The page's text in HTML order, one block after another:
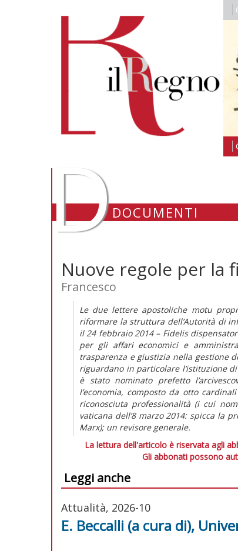
DDOCUMENTI
Nuove regole per la
Francesco
Le due lettere apostoliche motu
riformare la struttura dell’Autorità di
il 24 febbraio 2014 – Fidelis
per gli affari economici e
trasparenza e giustizia nella gestione
riguardano in particolare l’istituzione
è stato nominato prefetto
l’economia, composto da otto
riconosciuta professionalità (i cui
vaticana dell’8 marzo 2014: spicca la
Marx); un revisore generale.
La lettura dell'articolo è riservata agli
Gli abbonati possono
Leggi anche
Attualità, 2026-10
E. Beccalli (a cura di),